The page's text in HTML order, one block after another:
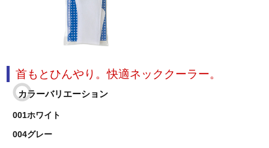
首もとひんやり。快適ネッククーラー。
カラーバリエーション
001ホワイト
004グレー